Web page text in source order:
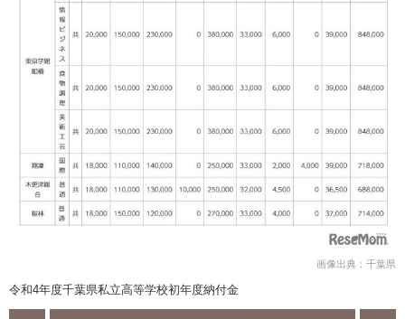
画像出典：千葉県
令和4年度千葉県私立高等学校初年度納付金